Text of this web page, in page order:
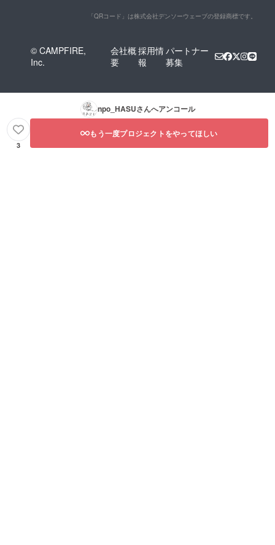
「QRコード」は株式会社デンソーウェーブの登録商標です。
© CAMPFIRE,
Inc.
会社概
要
採用情
報
パートナー
募集
npo_HASUさんへアンコール
3
もう一度プロジェクトをやってほしい